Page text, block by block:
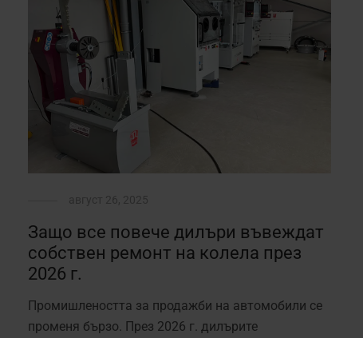
Защо все повече дилъри въвеждат
собствен ремонт на колела през
2026 г.
Промишлеността за продажби на автомобили се
променя бързо. През 2026 г. дилърите